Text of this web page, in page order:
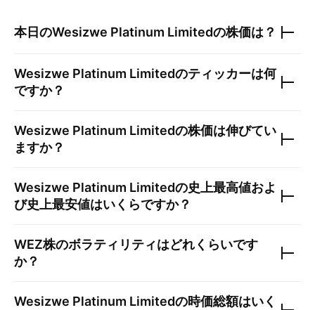
本日のWesizwe Platinum Limitedの株価は？
Wesizwe Platinum Limitedのティッカーは何
ですか？
Wesizwe Platinum Limitedの株価は伸びてい
ますか？
Wesizwe Platinum Limitedの史上最高値およ
び史上最安値はいくらですか？
WEZ株のボラティリティはどれくらいです
か？
Wesizwe Platinum Limitedの時価総額はいく